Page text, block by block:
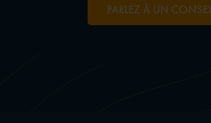
PARLEZ À UN